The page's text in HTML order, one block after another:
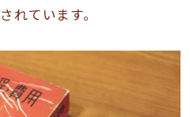
れています。